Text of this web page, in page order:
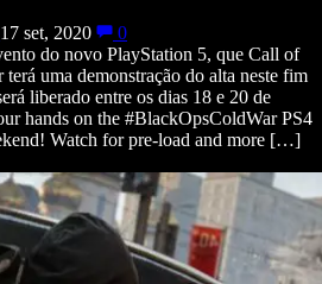
17 set, 2020
0
do novo PlayStation 5, que Call of
uma demonstração do alta neste fim
liberado entre os dias 18 e 20 de
hands on the #BlackOpsColdWar PS4
Watch for pre-load and more […]